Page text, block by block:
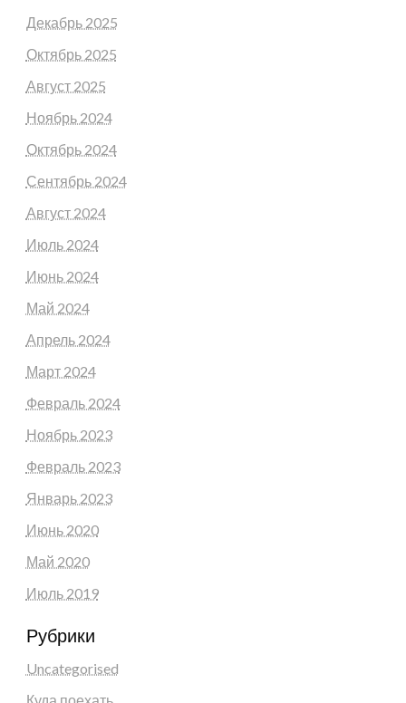
Декабрь 2025
Октябрь 2025
Август 2025
Ноябрь 2024
Октябрь 2024
Сентябрь 2024
Август 2024
Июль 2024
Июнь 2024
Май 2024
Апрель 2024
Март 2024
Февраль 2024
Ноябрь 2023
Февраль 2023
Январь 2023
Июнь 2020
Май 2020
Июль 2019
Рубрики
Uncategorised